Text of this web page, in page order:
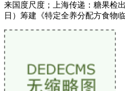
来国度尺度；上海传递：糖果检
日）筹建《特定全养分配方食物